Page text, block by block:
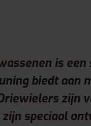
is
biedt aan
zijn
speciaal